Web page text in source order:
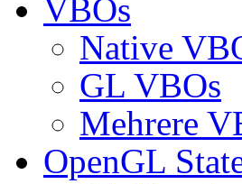
VBOs
Native
GL VBOs
Mehrere
OpenGL